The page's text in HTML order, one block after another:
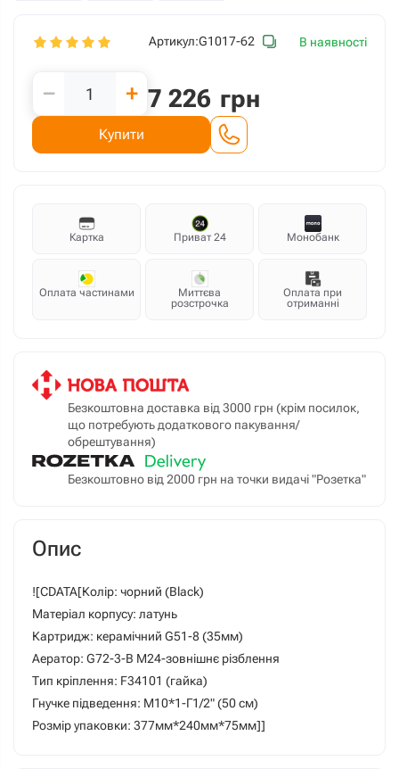
Артикул:G1017-62 В наявності
− + 7 226 грн
Купити
Картка Приват 24 Монобанк
Оплата частинами
Миттєва
розстрочка
Оплата при
отриманні
Безкоштовна доставка від 3000 грн (крім посилок,
що потребують додаткового пакування/
обрештування)
Безкоштовно від 2000 грн на точки видачі "Розетка"
Опис
![CDATA[Колір: чорний (Black)
Матеріал корпусу: латунь
Картридж: керамічний G51-8 (35мм)
Аератор: G72-3-В М24-зовнішнє різблення
Тип кріплення: F34101 (гайка)
Гнучке підведення: М10*1-Г1/2" (50 см)
Розмір упаковки: 377мм*240мм*75мм]]